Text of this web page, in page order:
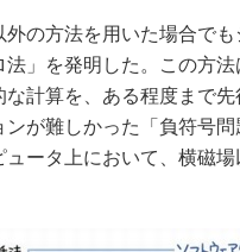
の方法を用いた場合でも
」を発明した。この方
計算を、ある程度まで
が難しかった「負符号
ータ上において、横磁